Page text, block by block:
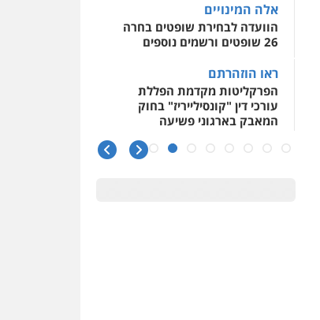
אלה המינויים
הוועדה לבחירת שופטים בחרה
26 שופטים ורשמים נוספים
ראו הוזהרתם
הפרקליטות מקדמת הפללת
עורכי דין "קונסילייריז" בחוק
המאבק בארגוני פשיעה
משרות אמון